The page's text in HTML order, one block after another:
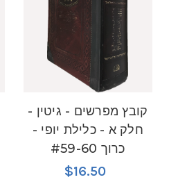
קובץ מפרשים - גיטין -
חלק א - כלילת יופי -
כרוך #59-60
$16.50